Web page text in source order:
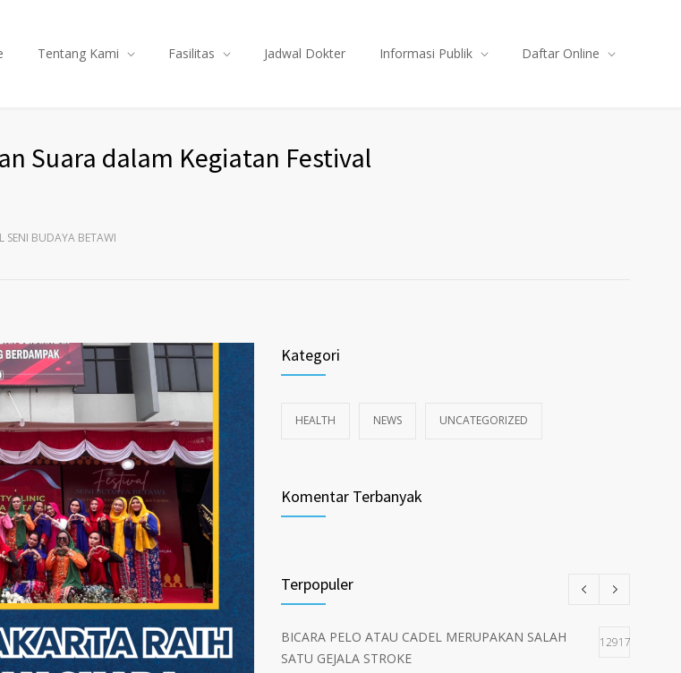
Tentang Kami Fasilitas Jadwal Dokter Informasi Publik Daftar Online
Suara dalam Kegiatan Festival
SENI BUDAYA BETAWI
Kategori
HEALTH NEWS UNCATEGORIZED
Komentar Terbanyak
Terpopuler
BICARA PELO ATAU CADEL MERUPAKAN SALAH
SATU GEJALA STROKE
12917